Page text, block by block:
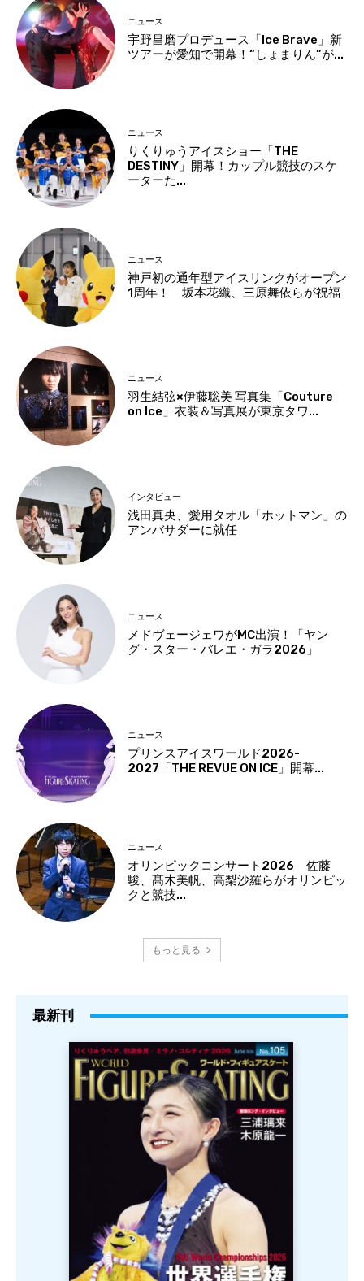
ニュース
宇野昌磨プロデュース「Ice Brave」新
ツアーが愛知で開幕！“しょまりん”が...
ニュース
りくりゅうアイスショー「THE
DESTINY」開幕！カップル競技のスケ
ーターた...
ニュース
神戸初の通年型アイスリンクがオープン
1周年！ 坂本花織、三原舞依らが祝福
ニュース
羽生結弦×伊藤聡美 写真集「Couture
on Ice」衣装＆写真展が東京タワ...
インタビュー
浅田真央、愛用タオル「ホットマン」の
アンバサダーに就任
ニュース
メドヴェージェワがMC出演！「ヤン
グ・スター・バレエ・ガラ2026」
ニュース
プリンスアイスワールド2026-
2027「THE REVUE ON ICE」開幕...
ニュース
オリンピックコンサート2026 佐藤
駿、髙木美帆、高梨沙羅らがオリンピッ
クと競技...
もっと見る
最新刊